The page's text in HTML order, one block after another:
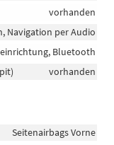
vorhanden
Navigation per Audio
Bluetooth
vorhanden
Seitenairbags Vorne